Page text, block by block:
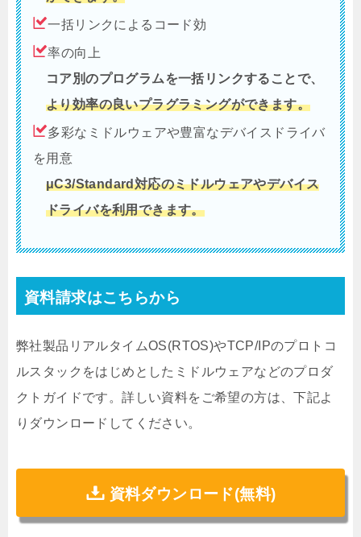
一括リンクによるコード効
率の向上
コア別のプログラムを一括リンクすることで、
より効率の良いプラグラミングができます。
多彩なミドルウェアや豊富なデバイスドライバ
を用意
μC3/Standard対応のミドルウェアやデバイス
ドライバを利用できます。
資料請求はこちらから
弊社製品リアルタイムOS(RTOS)やTCP/IPのプロトコ
ルスタックをはじめとしたミドルウェアなどのプロダ
クトガイドです。詳しい資料をご希望の方は、下記よ
りダウンロードしてください。
資料ダウンロード(無料)